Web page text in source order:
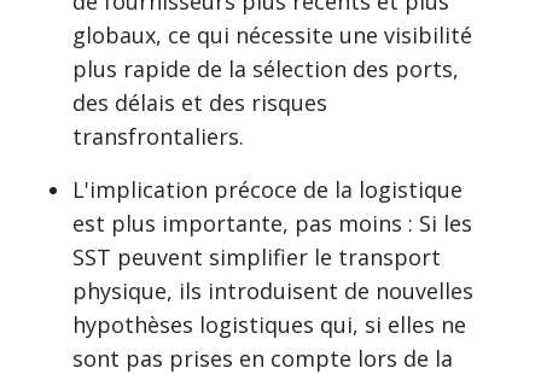
globaux, ce qui nécessite une visibilité
plus rapide de la sélection des ports,
des délais et des risques
transfrontaliers.
L'implication précoce de la logistique
est plus importante, pas moins : Si les
SST peuvent simplifier le transport
physique, ils introduisent de nouvelles
hypothèses logistiques qui, si elles ne
sont pas prises en compte lors de la